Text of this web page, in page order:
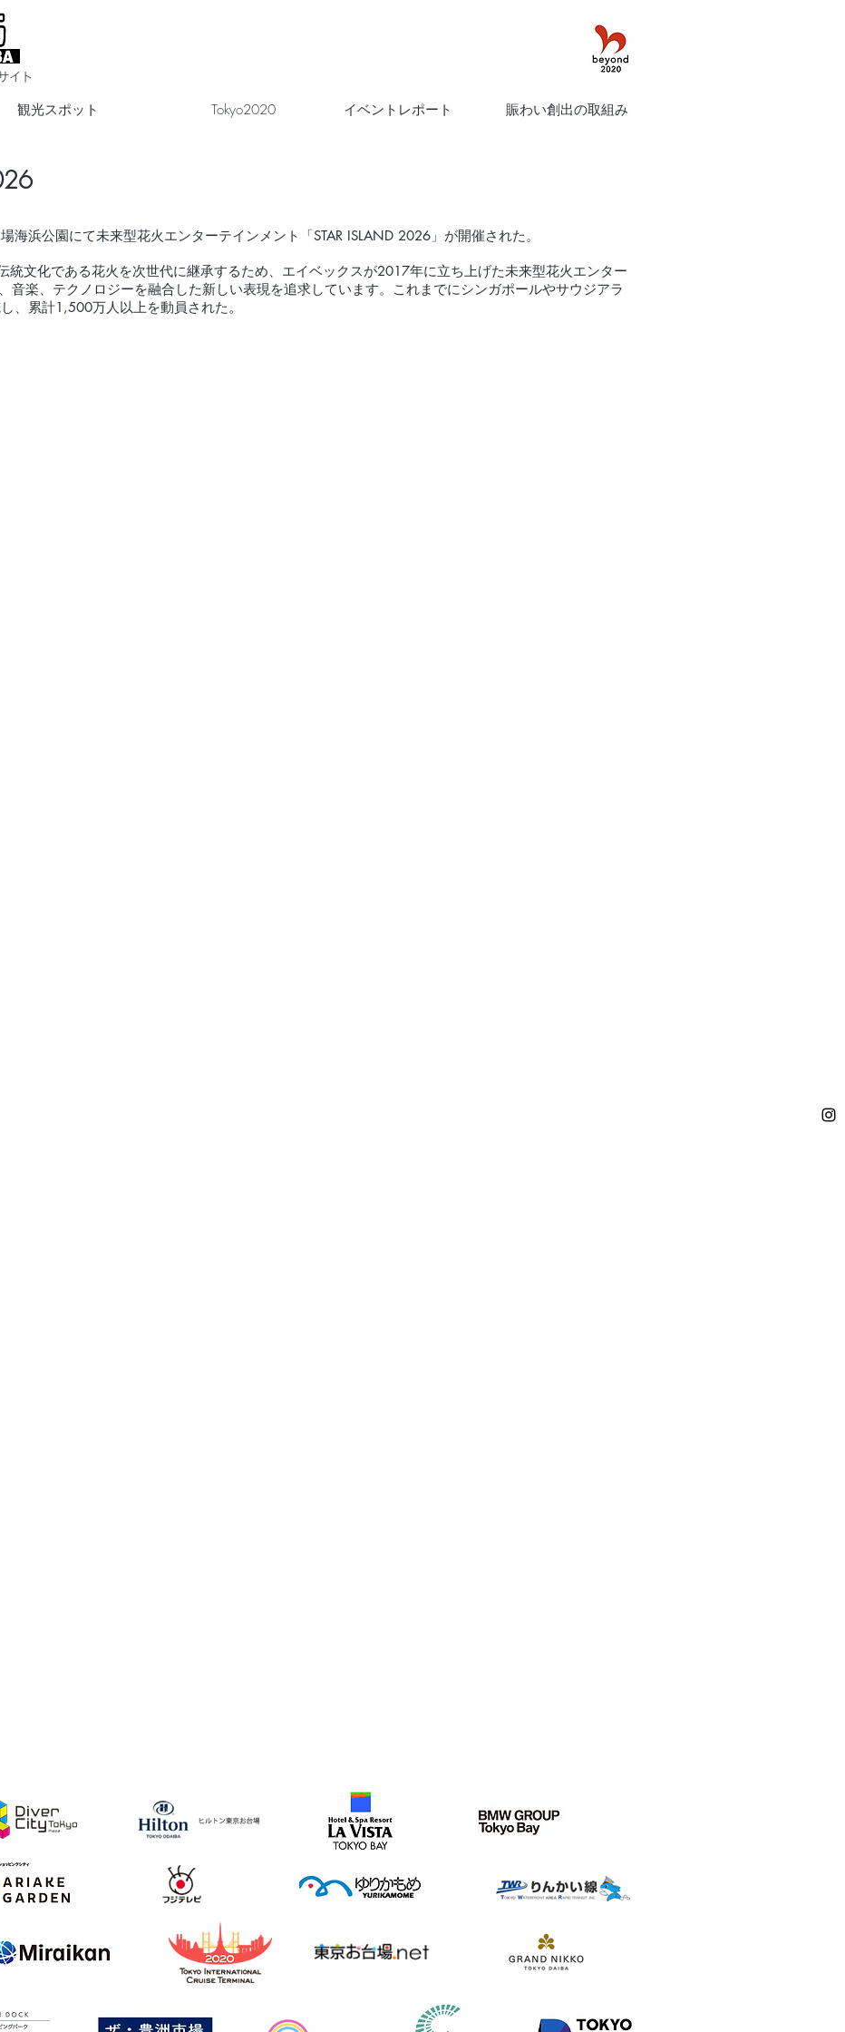
イト
観光スポット Tokyo2020 イベントレポート 賑わい創出の取組み
海浜公園にて未来型花火エンターテインメント「STAR ISLAND 2026」が開催された。
統文化である花火を次世代に継承するため、エイベックスが2017年に立ち上げた未来型花火エンター
音楽、テクノロジーを融合した新しい表現を追求しています。これまでにシンガポールやサウジアラ
、累計1,500万人以上を動員された。